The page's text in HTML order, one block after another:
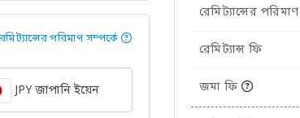
পরিমাণ সম্পর্কে
JPY জাপানি ইয়েন
রেমিট্যান্সের পরিমাণ
রেমিট্যান্স ফি
জমা ফি